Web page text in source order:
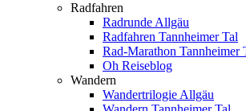
Radfahren
Radrunde Allgäu
Radfahren Tannheimer Tal
Rad-Marathon Tannheimer
Oh Reiseblog
Wandern
Wandertrilogie Allgäu